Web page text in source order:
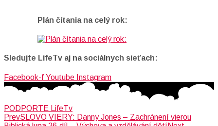
Plán čítania na celý rok:
Sledujte LifeTv aj na sociálnych sieťach:
Facebook-f Youtube Instagram
PODPORTE LifeTv
PrevSLOVO VIERY: Danny Jones – Zachránení vierou